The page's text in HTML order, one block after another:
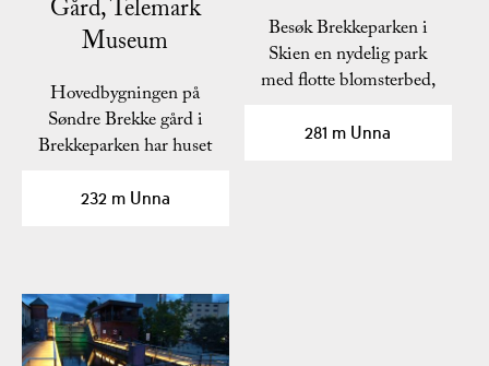
Gård, Telemark
Museum
Hovedbygningen på
Søndre Brekke gård i
Brekkeparken har huset
tradisjonsrike…
232 m Unna
Besøk Brekkeparken i
Skien en nydelig park
med flotte blomsterbed,
281 m Unna